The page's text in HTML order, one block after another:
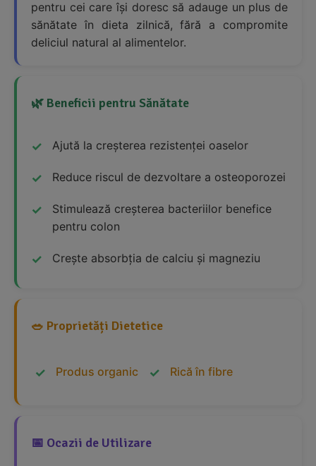
pentru cei care își doresc să adauge un plus de
sănătate în dieta zilnică, fără a compromite
deliciul natural al alimentelor.
🌿 Beneficii pentru Sănătate
Ajută la creșterea rezistenței oaselor
Reduce riscul de dezvoltare a osteoporozei
Stimulează creșterea bacteriilor benefice
pentru colon
Crește absorbția de calciu și magneziu
🥗 Proprietăți Dietetice
Produs organic Rică în fibre
📅 Ocazii de Utilizare